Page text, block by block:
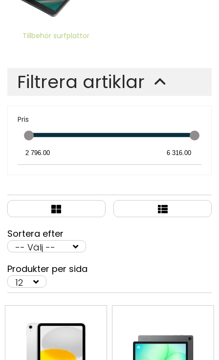
Tillbehör surfplattor
Filtrera artiklar
Pris
Sortera efter
Produkter per sida